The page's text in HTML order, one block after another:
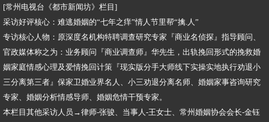
[常州电视台《都市新闻坊》栏目]
采访好评核心：难逃婚姻的“七年之痒”情人节里帮“擒.人”
专访核心人物：原深度名机构特聘调查研究专家『商业名侦探』指导顾问、
官政媒体称之为：业务顾问『商业调查师』华先生，出轨挽回形式的挽救婚
姻家庭情感心理及爱情挽回计策『现实版分手大师线下实操实地执行劝退小
三分离第三者』保家卫婚业界名人、小三劝退分离名师、婚姻家事咨询研究
专家、婚姻分析情感导师、婚姻危情干预专家。
本栏目其他采访人员→律师-张骏、当事人-王女士、常州婚姻协会会长-金钰